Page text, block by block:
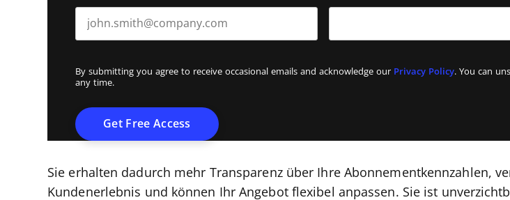
By submitting you agree to receive occasional emails and acknowledge our Privacy Policy. You can
any time.
Sie erhalten dadurch mehr Transparenz über Ihre Abonnementkennzahlen,
Kundenerlebnis und können Ihr Angebot flexibel anpassen. Sie ist